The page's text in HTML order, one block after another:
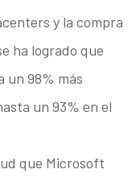
y la compra
ha logrado que
un 98% más
un 93% en el
que Microsoft